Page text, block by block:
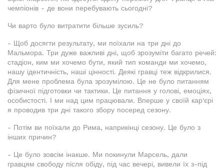
чемпіонів - де вони перебувають сьогодні?
Чи варто було витратити більше зусиль?
- Щоб досягти результату, ми поїхали на три дні до
Мальмора. Три дуже важливі дні, щоб зрозуміти багато речей:
стадіон, ким ми хочемо бути, який тип команди ми хочемо,
нашу ідентичність, наші цінності. Деякі гравці теж відкрилися.
Для мене проблема була зрозумілою. Це не було питанням
фізичної підготовки чи тактики. Це питання у голові, емоціях,
особистості. І ми над цим працювали. Вперше у своїй кар'єрі
я проводив три дні такого збору посеред сезону.
- Потім ви поїхали до Рима, наприкінці сезону. Це було з
інших причин?
- Це було зовсім інакше. Ми покинули Марсель, дали
гравцям свободу після обіду, під час вечері, вивели їх з-під